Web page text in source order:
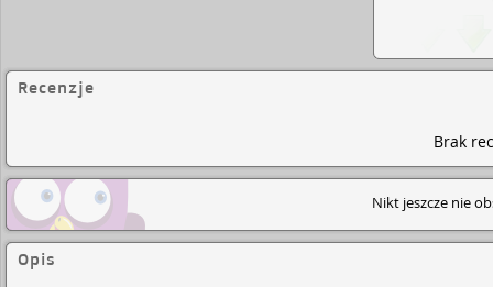
Recenzje
Brak
Nikt jeszcze nie
Opis